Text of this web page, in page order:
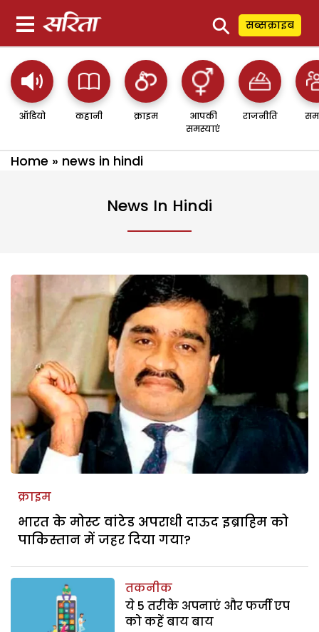
⚲ सब्सक्राइब
ऑडियो कहानी क्राइम
आपकी
समस्याएं
राजनीति
Home » news in hindi
News In Hindi
क्राइम
भारत के मोस्ट वांटेड अपराधी दाऊद इब्राहिम को
पाकिस्तान में जहर दिया गया?
तकनीक
ये 5 तरीके अपनाएं और फर्जी एप
को कहें बाय बाय